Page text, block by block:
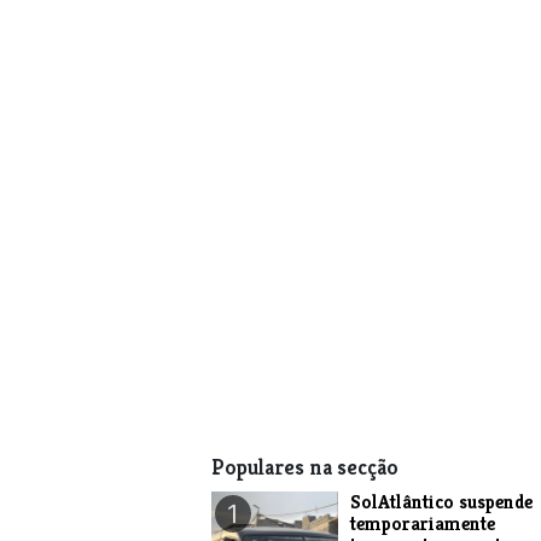
Populares na secção
1
SolAtlântico suspende
temporariamente